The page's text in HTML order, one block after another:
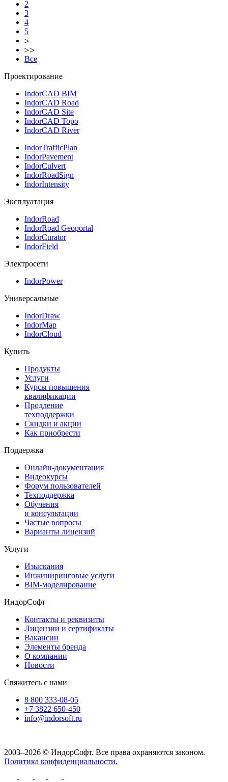
2
3
4
5
Все
Проектирование
IndorCAD BIM
IndorCAD Road
IndorCAD Site
IndorCAD Topo
IndorCAD River
IndorTrafficPlan
IndorPavement
IndorCulvert
IndorRoadSign
IndorIntensity
Эксплуатация
IndorRoad
IndorRoad Geoportal
IndorCurator
IndorField
Электросети
IndorPower
Универсальные
IndorDraw
IndorMap
IndorCloud
Купить
Продукты
Услуги
Курсы повышения
квалификации
Продление
техподдержки
Скидки и акции
Как приобрести
Поддержка
Онлайн-документация
Видеокурсы
Форум пользователей
Техподдержка
Обучения
и консультации
Частые вопросы
Варианты лицензий
Услуги
Изыскания
Инжиниринговые услуги
BIM-моделирование
ИндорСофт
Контакты и реквизиты
Лицензии и сертификаты
Вакансии
Элементы бренда
О компании
Новости
Свяжитесь с нами
8 800 333-08-05
+7 3822 650-450
info@indorsoft.ru
2003–2026 © ИндорСофт. Все права охраняются законом.
Политика конфиденциальности.